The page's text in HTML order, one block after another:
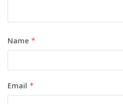
Name *
Email *